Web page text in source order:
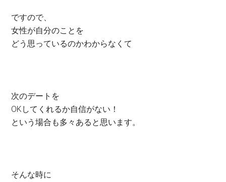
ですので、
女性が自分のことを
どう思っているのかわからなくて
次のデートを
OKしてくれるか自信がない！
という場合も多々あると思います。
そんな時に